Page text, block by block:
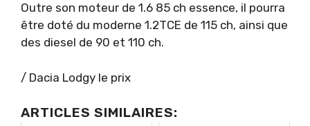
Outre son moteur de 1.6 85 ch essence, il pourra
être doté du moderne 1.2TCE de 115 ch, ainsi que
des diesel de 90 et 110 ch.
/ Dacia Lodgy le prix
ARTICLES SIMILAIRES: